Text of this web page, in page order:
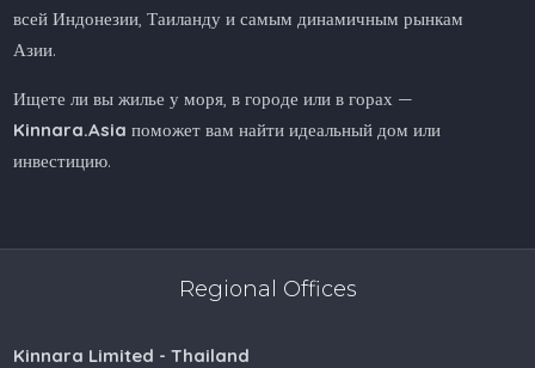
всей Индонезии, Таиланду и самым динамичным рынкам
Азии.
Ищете ли вы жилье у моря, в городе или в горах —
Kinnara.Asia поможет вам найти идеальный дом или
инвестицию.
Regional Offices
Kinnara Limited - Thailand